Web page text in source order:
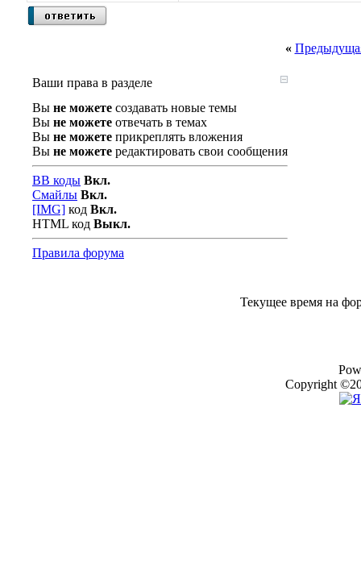
«
Ваши права в разделе
Вы не можете создавать новые темы
Вы не можете отвечать в темах
Вы не можете прикреплять вложения
Вы не можете редактировать свои сообщения
BB коды Вкл.
Смайлы Вкл.
[IMG] код Вкл.
HTML код Выкл.
Правила форума
Текущее время на
Copyright